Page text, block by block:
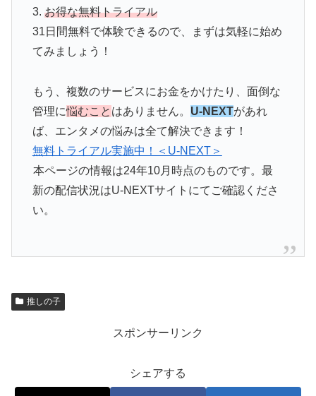
3. お得な無料トライアル
31日間無料で体験できるので、まずは気軽に始め
てみましょう！
もう、複数のサービスにお金をかけたり、面倒な
管理に悩むこと はありません。 U-NEXTがあれ
ば、エンタメの悩みは全て解決できます！
無料トライアル実施中！＜U-NEXT＞
本ページの情報は24年10月時点のものです。最
新の配信状況はU-NEXTサイトにてご確認くださ
い。
推しの子
スポンサーリンク
シェアする